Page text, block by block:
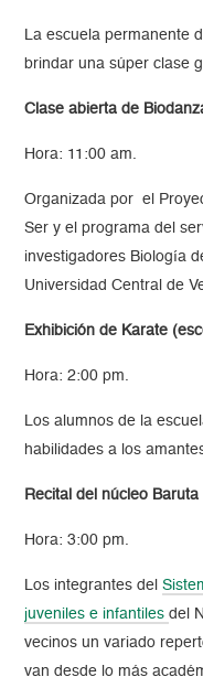
La escuela permanente
brindar una súper clase
Clase abierta de
Hora: 11:00 am.
Organizada por el
Ser y el programa del
investigadores Biología
Universidad Central de
Exhibición de Karate
Hora: 2:00 pm.
Los alumnos de la
habilidades a los
Recital del núcleo
Hora: 3:00 pm.
Los integrantes del
juveniles e infantilesdel
vecinos un variado
van desde lo más